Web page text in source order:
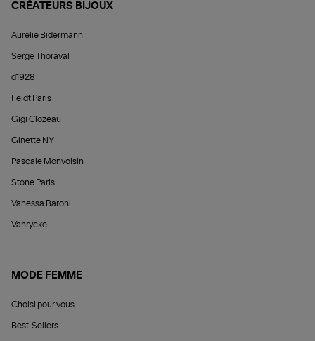
CRÉATEURS BIJOUX
Aurélie Bidermann
Serge Thoraval
d1928
Feidt Paris
Gigi Clozeau
Ginette NY
Pascale Monvoisin
Stone Paris
Vanessa Baroni
Vanrycke
MODE FEMME
Choisi pour vous
Best-Sellers